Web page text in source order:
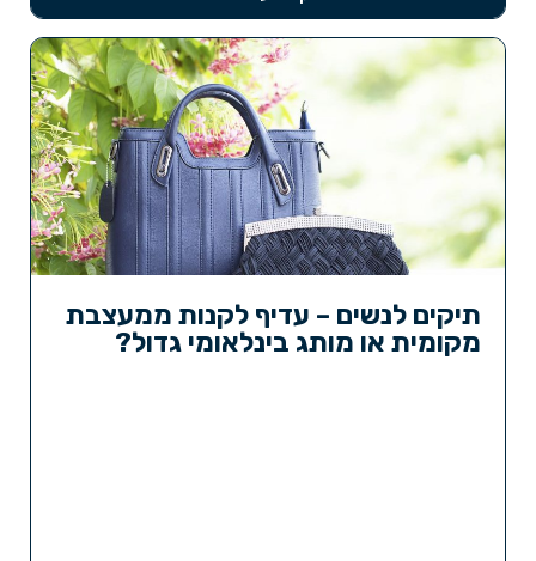
תיקים לנשים – עדיף לקנות ממעצבת
מקומית או מותג בינלאומי גדול?